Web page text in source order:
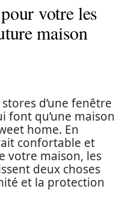
votre les
maison
d’une fenêtre
font qu’une maison
home. En
confortable et
votre maison, les
deux choses
et la protection